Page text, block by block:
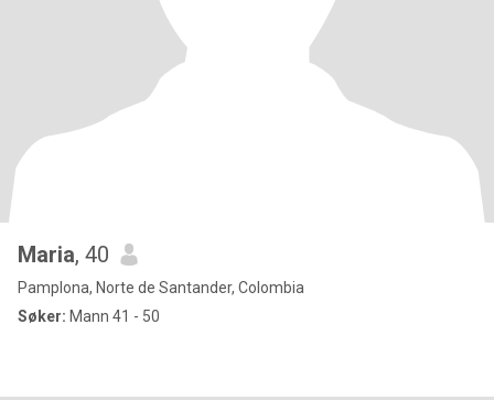
Maria, 40
Pamplona, Norte de Santander, Colombia
Søker: Mann 41 - 50